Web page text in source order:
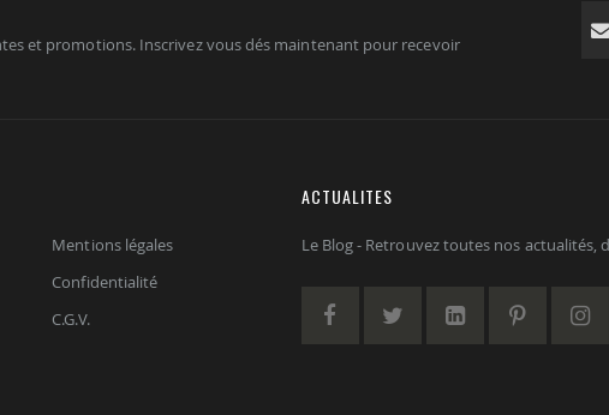
et promotions. Inscrivez vous dés maintenant pour recevoir
Mentions légales
Confidentialité
C.G.V.
ACTUALITES
Le Blog - Retrouvez toutes nos actualités,